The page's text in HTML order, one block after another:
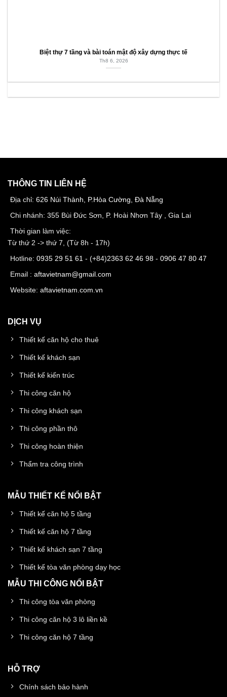
Biệt thự 7 tầng và bài toán mật độ xây dựng thực tế
Th8 6, 2026
THÔNG TIN LIÊN HỆ
Địa chỉ: 626 Núi Thành, P.Hòa Cường, Đà Nẵng
Chi nhánh: 355 Bùi Đức Sơn, P. Hoài Nhơn Tây , Gia Lai
Thời gian làm việc:
Từ thứ 2 -> thứ 7, (Từ 8h - 17h)
Hotline: 0935 29 51 61 - (+84)2363 62 46 98 - 0906 47 80 47
Email : aftavietnam@gmail.com
Website: aftavietnam.com.vn
DỊCH VỤ
Thiết kế căn hộ cho thuê
Thiết kế khách sạn
Thiết kế kiến trúc
Thi công căn hộ
Thi công khách sạn
Thi công phần thô
Thi công hoàn thiện
Thẩm tra công trình
MẪU THIẾT KẾ NỔI BẬT
Thiết kế căn hộ 5 tầng
Thiết kế căn hộ 7 tầng
Thiết kế khách sạn 7 tầng
Thiết kế tòa văn phòng dạy học
MẪU THI CÔNG NỔI BẬT
Thi công tòa văn phòng
Thi công căn hộ 3 lô liền kề
Thi công căn hộ 7 tầng
HỖ TRỢ
Chính sách bảo hành